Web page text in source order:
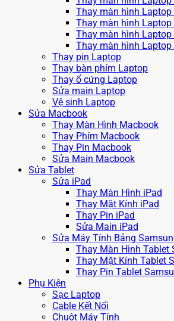
Thay màn hình Laptop
Thay màn hình Laptop
Thay màn hình Laptop
Thay màn hình Laptop
Thay pin Laptop
Thay bàn phím Laptop
Thay ổ cứng Laptop
Sửa main Laptop
Vệ sinh Laptop
Sửa Macbook
Thay Màn Hình Macbook
Thay Phím Macbook
Thay Pin Macbook
Sửa Main Macbook
Sửa Tablet
Sửa iPad
Thay Màn Hình iPad
Thay Mặt Kính iPad
Thay Pin iPad
Sửa Main iPad
Sửa Máy Tính Bảng
Thay Màn Hình Tablet
Thay Mặt Kính Tablet
Thay Pin Tablet
Phụ Kiện
Sạc Laptop
Cable Kết Nối
Chuột Máy Tính